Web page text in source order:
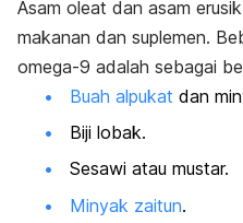
Asam oleat dan asam
makanan dan suplemen.
omega-9 adalah sebagai
Buah alpukat dan
Biji lobak.
Sesawi atau mustar.
Minyak zaitun.